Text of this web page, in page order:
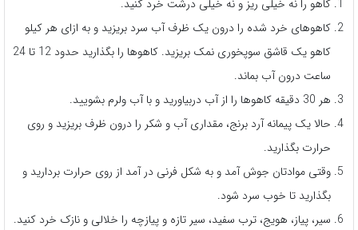
کاهو را نه خیلی ریز و نه خیلی درشت خرد کنید.
کاهوهای خرد شده را درون یک ظرف آب سرد بریزید و به ازای هر کیلو
کاهو یک قاشق سوپخوری نمک بریزید. کاهوها را بگذارید حدود 12 تا 24
ساعت درون آب بماند.
هر 30 دقیقه کاهوها را از آب دربیاورید و با آب ولرم بشویید.
حالا یک پیمانه آرد برنج، مقداری آب و شکر را درون ظرف بریزید و روی
حرارت بگذارید.
وقتی موادتان جوش آمد و به شکل فرنی در آمد از روی حرارت بردارید و
بگذارید تا خوب سرد شود.
سیر، پیاز، هویج، ترب سفید، سیر تازه و پیازچه را خلالی و نازک خرد کنید.